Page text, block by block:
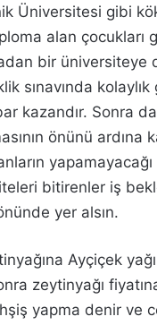
Üniversitesi gibi
alan çocukları
bir üniversiteye
sınavında
kazandır. Sonra
önünü ardına
bitirenler iş
yer alsın.
Ayçiçek
zeytinyağı
yapma denir ve